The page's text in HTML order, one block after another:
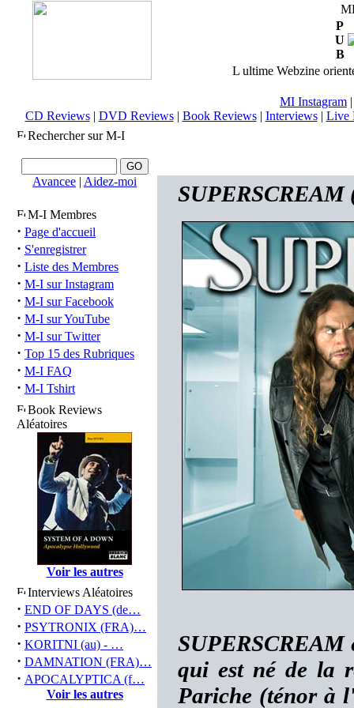
P
U
B
L ultime Webzine
MI Instagram
CD Reviews| DVD Reviews| Book Reviews| Interviews| Live
Rechercher sur M-I
Avancee | Aidez-moi
M-I Membres
· Page d'accueil
· S'enregistrer
· Liste des Membres
· M-I sur Instagram
· M-I sur Facebook
· M-I sur YouTube
· M-I sur Twitter
· Top 15 des Rubriques
· M-I FAQ
· M-I Tshirt
Book Reviews
Aléatoires
Voir les autres
Interviews Aléatoires
· END OF DAYS (de…
· PSYTRONIX (FRA)…
· KORITNI (au) - …
· DAMNATION (FRA)…
· APOCALYPTICA (f…
Voir les autres
SUPERSCREAM
qui est né de la
Pariche (ténor à